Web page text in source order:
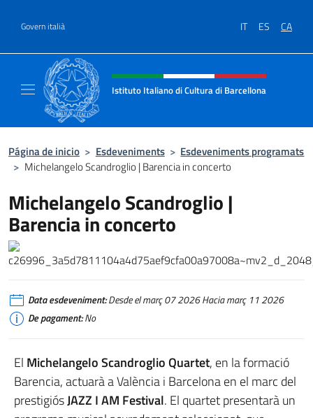
Govern italià IT ES CA
Intestazione sito, social e menù
Istituto Italiano di Cultura di Barcellona
Página de inicio > Esdeveniments > Esdeveniments programats
> Michelangelo Scandroglio | Barencia in concerto
Michelangelo Scandroglio |
Barencia in concerto
Data esdeveniment:Desde el març 07 2026 Hacia març 11 2026
De pagament:No
El Michelangelo Scandroglio Quartet, en la formació
Barencia, actuarà a València i Barcelona en el marc del
prestigiósJAZZ I AM Festival. El quartet presentarà un